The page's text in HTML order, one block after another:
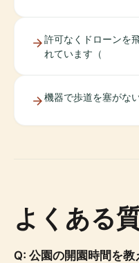
許可なくドローンを
れています（
機器で歩道を塞がな
よくある
Q: 公園の開園時間を教